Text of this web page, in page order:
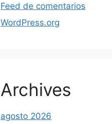
Feed de comentarios
WordPress.org
Archives
agosto 2026